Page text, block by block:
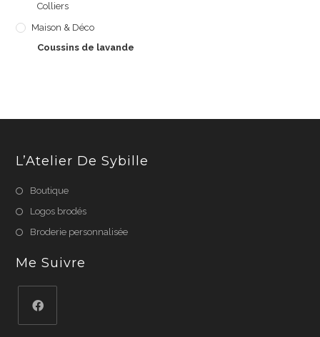
Colliers
Maison & Déco
Coussins de lavande
L’Atelier De Sybille
Boutique
Logos brodés
Broderie personnalisée
Me Suivre